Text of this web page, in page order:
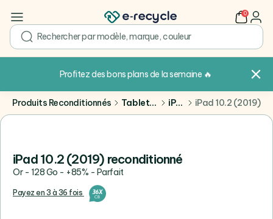
search
0 user
Profitez des bons plans de la semaine 🔥
Produits Reconditionnés Tablettes iPad iPad 10.2 (2019)
iPad 10.2 (2019) reconditionné
Or - 128 Go - +85% - Parfait
Payez en 3 à 36 fois